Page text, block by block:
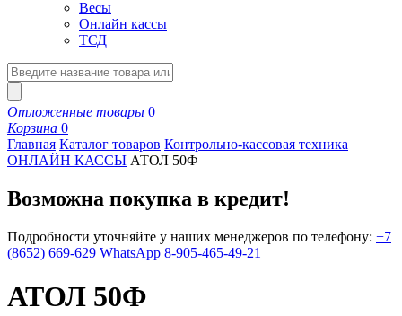
Весы
Онлайн кассы
ТСД
Отложенные товары 0
Корзина 0
Главная Каталог товаров Контрольно-кассовая техника
ОНЛАЙН КАССЫ АТОЛ 50Ф
Возможна покупка в кредит!
Подробности уточняйте у наших менеджеров по телефону: +7
(8652) 669-629 WhatsApp 8-905-465-49-21
АТОЛ 50Ф